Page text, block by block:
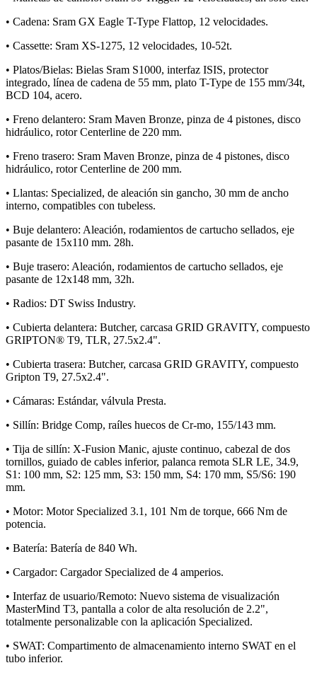
• Cadena: Sram GX Eagle T-Type Flattop, 12 velocidades.
• Cassette: Sram XS-1275, 12 velocidades, 10-52t.
• Platos/Bielas: Bielas Sram S1000, interfaz ISIS, protector
integrado, línea de cadena de 55 mm, plato T-Type de 155 mm/34t,
BCD 104, acero.
• Freno delantero: Sram Maven Bronze, pinza de 4 pistones, disco
hidráulico, rotor Centerline de 220 mm.
• Freno trasero: Sram Maven Bronze, pinza de 4 pistones, disco
hidráulico, rotor Centerline de 200 mm.
• Llantas: Specialized, de aleación sin gancho, 30 mm de ancho
interno, compatibles con tubeless.
• Buje delantero: Aleación, rodamientos de cartucho sellados, eje
pasante de 15x110 mm. 28h.
• Buje trasero: Aleación, rodamientos de cartucho sellados, eje
pasante de 12x148 mm, 32h.
• Radios: DT Swiss Industry.
• Cubierta delantera: Butcher, carcasa GRID GRAVITY, compuesto
GRIPTON® T9, TLR, 27.5x2.4".
• Cubierta trasera: Butcher, carcasa GRID GRAVITY, compuesto
Gripton T9, 27.5x2.4".
• Cámaras: Estándar, válvula Presta.
• Sillín: Bridge Comp, raíles huecos de Cr-mo, 155/143 mm.
• Tija de sillín: X-Fusion Manic, ajuste continuo, cabezal de dos
tornillos, guiado de cables inferior, palanca remota SLR LE, 34.9,
S1: 100 mm, S2: 125 mm, S3: 150 mm, S4: 170 mm, S5/S6: 190
mm.
• Motor: Motor Specialized 3.1, 101 Nm de torque, 666 Nm de
potencia.
• Batería: Batería de 840 Wh.
• Cargador: Cargador Specialized de 4 amperios.
• Interfaz de usuario/Remoto: Nuevo sistema de visualización
MasterMind T3, pantalla a color de alta resolución de 2.2",
totalmente personalizable con la aplicación Specialized.
• SWAT: Compartimento de almacenamiento interno SWAT en el
tubo inferior.